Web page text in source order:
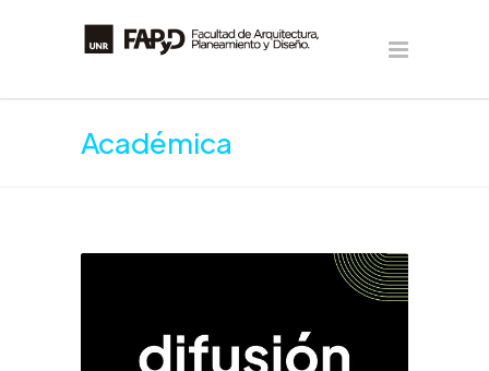
Académica